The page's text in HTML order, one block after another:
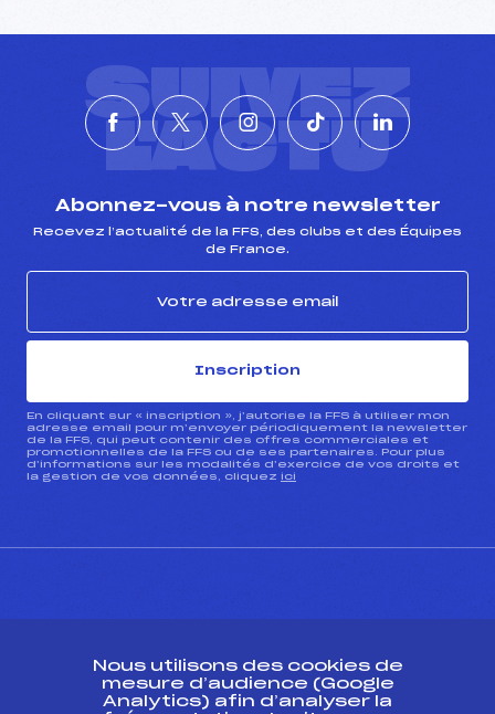
SUIVEZ
L'ACTU
Abonnez-vous à notre newsletter
Recevez l’actualité de la FFS, des clubs et des Équipes
de France.
Inscription
En cliquant sur « inscription », j’autorise la FFS à utiliser mon
adresse email pour m’envoyer périodiquement la newsletter
de la FFS, qui peut contenir des offres commerciales et
promotionnelles de la FFS ou de ses partenaires. Pour plus
d’informations sur les modalités d’exercice de vos droits et
la gestion de vos données, cliquez ici
ESPACE PRESSE
Nous utilisons des cookies de
mesure d’audience (Google
Analytics) afin d’analyser la